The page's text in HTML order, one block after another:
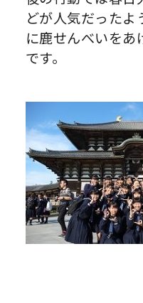
どが人気だった
に鹿せんべいをあ
です。